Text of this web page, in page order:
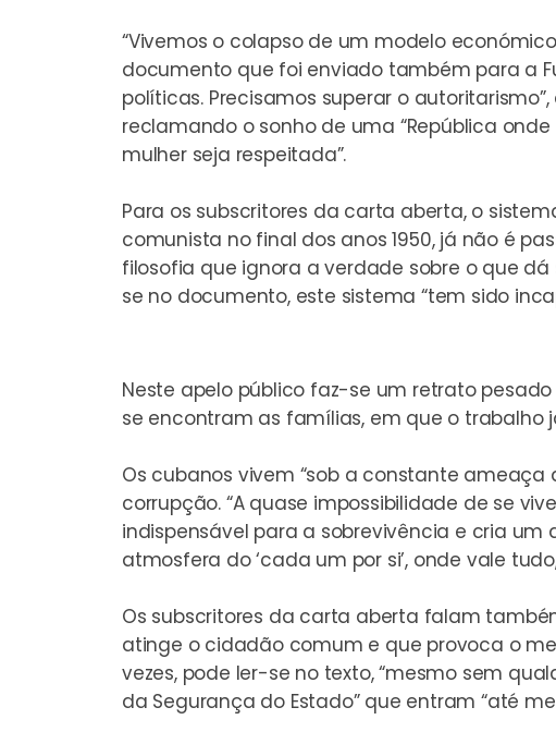
“Vivemos o colapso de um modelo
documento que foi enviado também para a
políticas. Precisamos superar o
reclamando o sonho de uma “República
mulher seja respeitada”.
Para os subscritores da carta aberta, o
comunista no final dos anos 1950, já não é
filosofia que ignora a verdade sobre o que dá
se no documento, este sistema “tem sido
Neste apelo público faz-se um retrato
se encontram as famílias, em que o trabalho
Os cubanos vivem “sob a constante
corrupção. “A quase impossibilidade de se
indispensável para a sobrevivência e cria um
atmosfera do ‘cada um por si’, onde vale
Os subscritores da carta aberta falam
atinge o cidadão comum e que provoca o
vezes, pode ler-se no texto, “mesmo sem
da Segurança do Estado” que entram “até